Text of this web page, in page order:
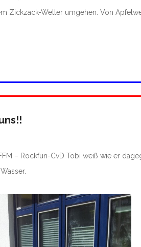
Zickzack-Wetter umgehen. Von
– Rockfun-CvD Tobi weiß wie er